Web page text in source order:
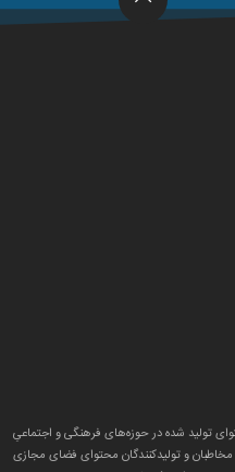
تولید شده در حوزه‌های فرهنگی و اجتماعیِ
مخاطبان و تولید‌کنندگان محتوای فضای مجازی